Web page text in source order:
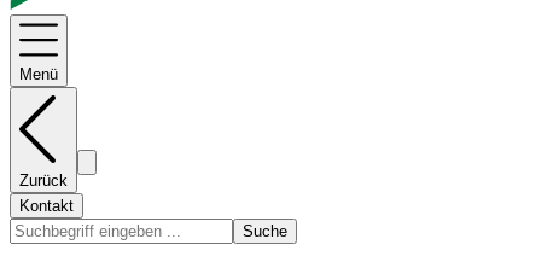
Menü
Zurück
Kontakt
Suche